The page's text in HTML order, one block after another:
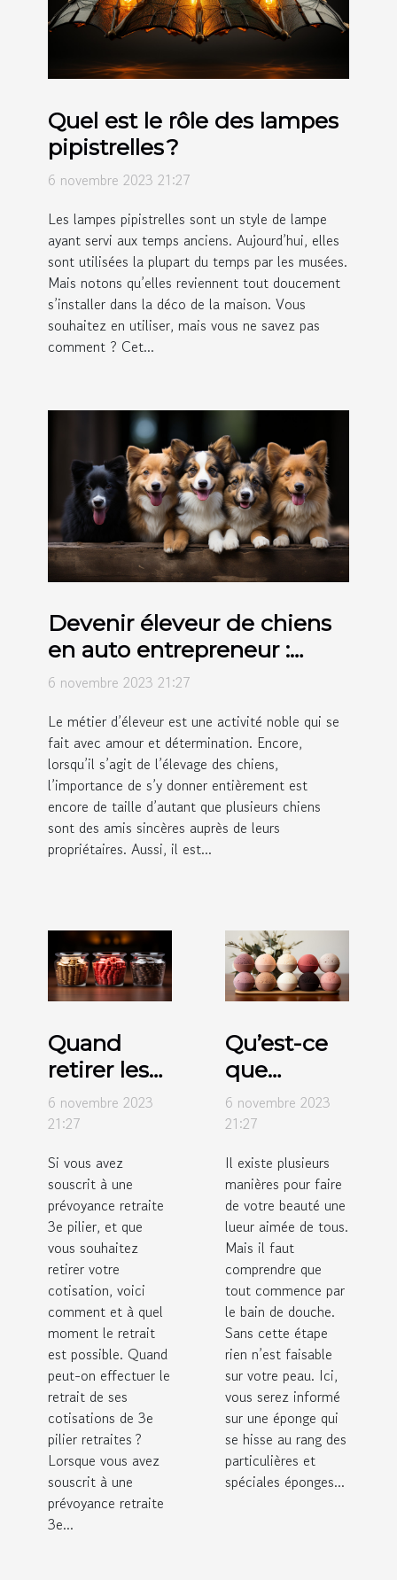
Quel est le rôle des lampes
pipistrelles ?
6 novembre 2023 21:27
Les lampes pipistrelles sont un style de lampe
ayant servi aux temps anciens. Aujourd’hui, elles
sont utilisées la plupart du temps par les musées.
Mais notons qu’elles reviennent tout doucement
s’installer dans la déco de la maison. Vous
souhaitez en utiliser, mais vous ne savez pas
comment ? Cet...
Devenir éleveur de chiens
en auto entrepreneur :
comment s’y prendre ?
6 novembre 2023 21:27
Le métier d’éleveur est une activité noble qui se
fait avec amour et détermination. Encore,
lorsqu’il s’agit de l’élevage des chiens,
l’importance de s’y donner entièrement est
encore de taille d’autant que plusieurs chiens
sont des amis sincères auprès de leurs
propriétaires. Aussi, il est...
Quand
retirer les
fonds dans
un
de trois
piliers ?
6 novembre 2023
21:27
Si vous avez
souscrit à une
prévoyance retraite
3e pilier, et que
vous souhaitez
retirer votre
cotisation, voici
comment et à quel
moment le retrait
est possible. Quand
peut-on effectuer le
retrait de ses
cotisations de 3e
pilier retraites ?
Lorsque vous avez
souscrit à une
prévoyance retraite
3e...
Qu’est-ce
que
l’éponge
konjac ?
6 novembre 2023
21:27
Il existe plusieurs
manières pour faire
de votre beauté une
lueur aimée de tous.
Mais il faut
comprendre que
tout commence par
le bain de douche.
Sans cette étape
rien n’est faisable
sur votre peau. Ici,
vous serez informé
sur une éponge qui
se hisse au rang des
particulières et
spéciales éponges...